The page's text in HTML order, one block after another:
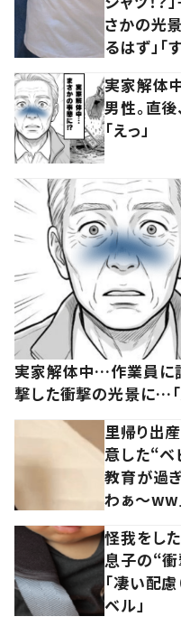
さかの光
るはず」「
実家解体
男性。直
「えっ」
実家解体中…作業員に
撃した衝撃の光景に…「
里帰り出
意した“ベ
教育が過
わぁ～ww
怪我をし
息子の“
「凄い配慮
ベル」